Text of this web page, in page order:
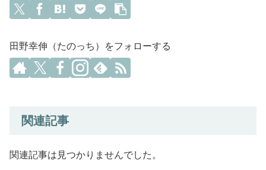
田野幸伸（たのっち）をフォローする
関連記事
関連記事は見つかりませんでした。